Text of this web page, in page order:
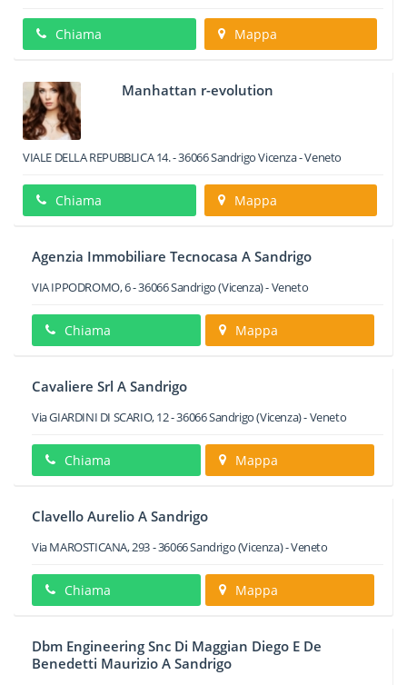
Chiama Mappa
Manhattan r-evolution
VIALE DELLA REPUBBLICA 14.-36066SandrigoVicenza -Veneto
Chiama Mappa
Agenzia Immobiliare Tecnocasa A Sandrigo
VIA IPPODROMO, 6-36066Sandrigo(Vicenza) -Veneto
Chiama Mappa
Cavaliere Srl A Sandrigo
Via GIARDINI DI SCARIO, 12-36066Sandrigo(Vicenza) -Veneto
Chiama Mappa
Clavello Aurelio A Sandrigo
Via MAROSTICANA, 293-36066Sandrigo(Vicenza) -Veneto
Chiama Mappa
Dbm Engineering Snc Di Maggian Diego E De
Benedetti Maurizio A Sandrigo